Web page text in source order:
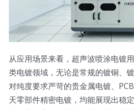
从应用场景来看，超声波喷涂电镀
类电镀领域，无论是常规的镀铜、
对纯度要求严苛的贵金属电镀、
天零部件精密电镀，均能展现出稳